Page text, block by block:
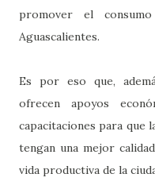
promover el
Aguascalientes.
Es por eso que,
ofrecen apoyos
capacitaciones para que
tengan una mejor
vida productiva de la